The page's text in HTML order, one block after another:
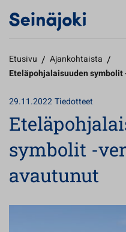
Etusivu / Ajankohtaista /
Eteläpohjalaisuuden
29.11.2022Tiedotteet
symbolit -
avautunut